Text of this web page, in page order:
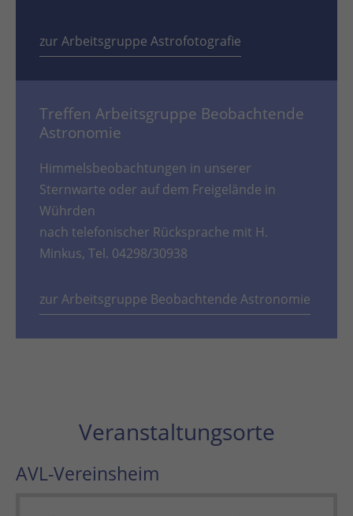
zur Arbeitsgruppe Astrofotografie
Treffen Arbeitsgruppe Beobachtende
Astronomie
Himmelsbeobachtungen in unserer
Sternwarte oder auf dem Freigelände in
Wührden
nach telefonischer Rücksprache mit H.
Minkus, Tel. 04298/30938
zur Arbeitsgruppe Beobachtende Astronomie
Veranstaltungsorte
AVL-Vereinsheim